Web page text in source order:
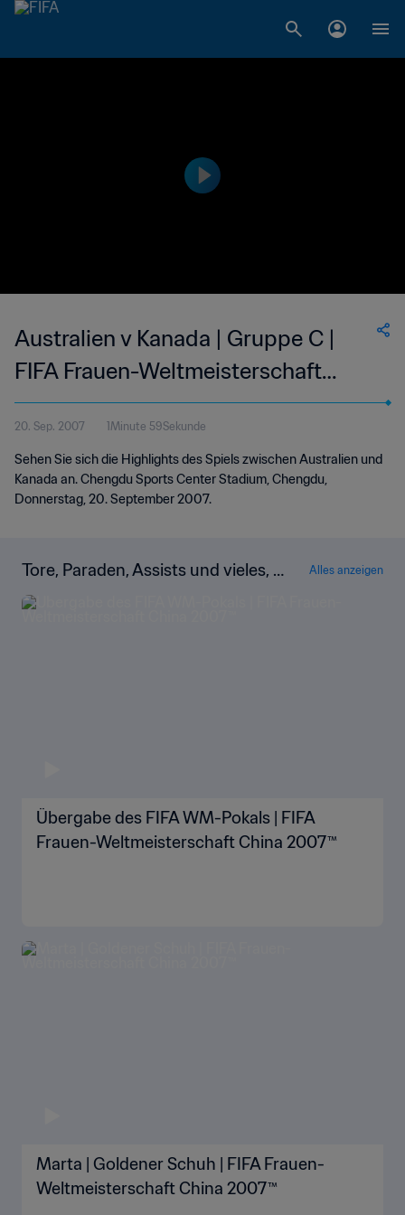
Australien v Kanada | Gruppe C |
FIFA Frauen-Weltmeisterschaft
China 2007™ | Highlights
20. Sep. 2007 1Minute 59Sekunde
Sehen Sie sich die Highlights des Spiels zwischen Australien und
Kanada an. Chengdu Sports Center Stadium, Chengdu,
Donnerstag, 20. September 2007.
Tore, Paraden, Assists und vieles, vi
eles mehr!
Alles anzeigen
Übergabe des FIFA WM-Pokals | FIFA
Frauen-Weltmeisterschaft China 2007™
Marta | Goldener Schuh | FIFA Frauen-
Weltmeisterschaft China 2007™